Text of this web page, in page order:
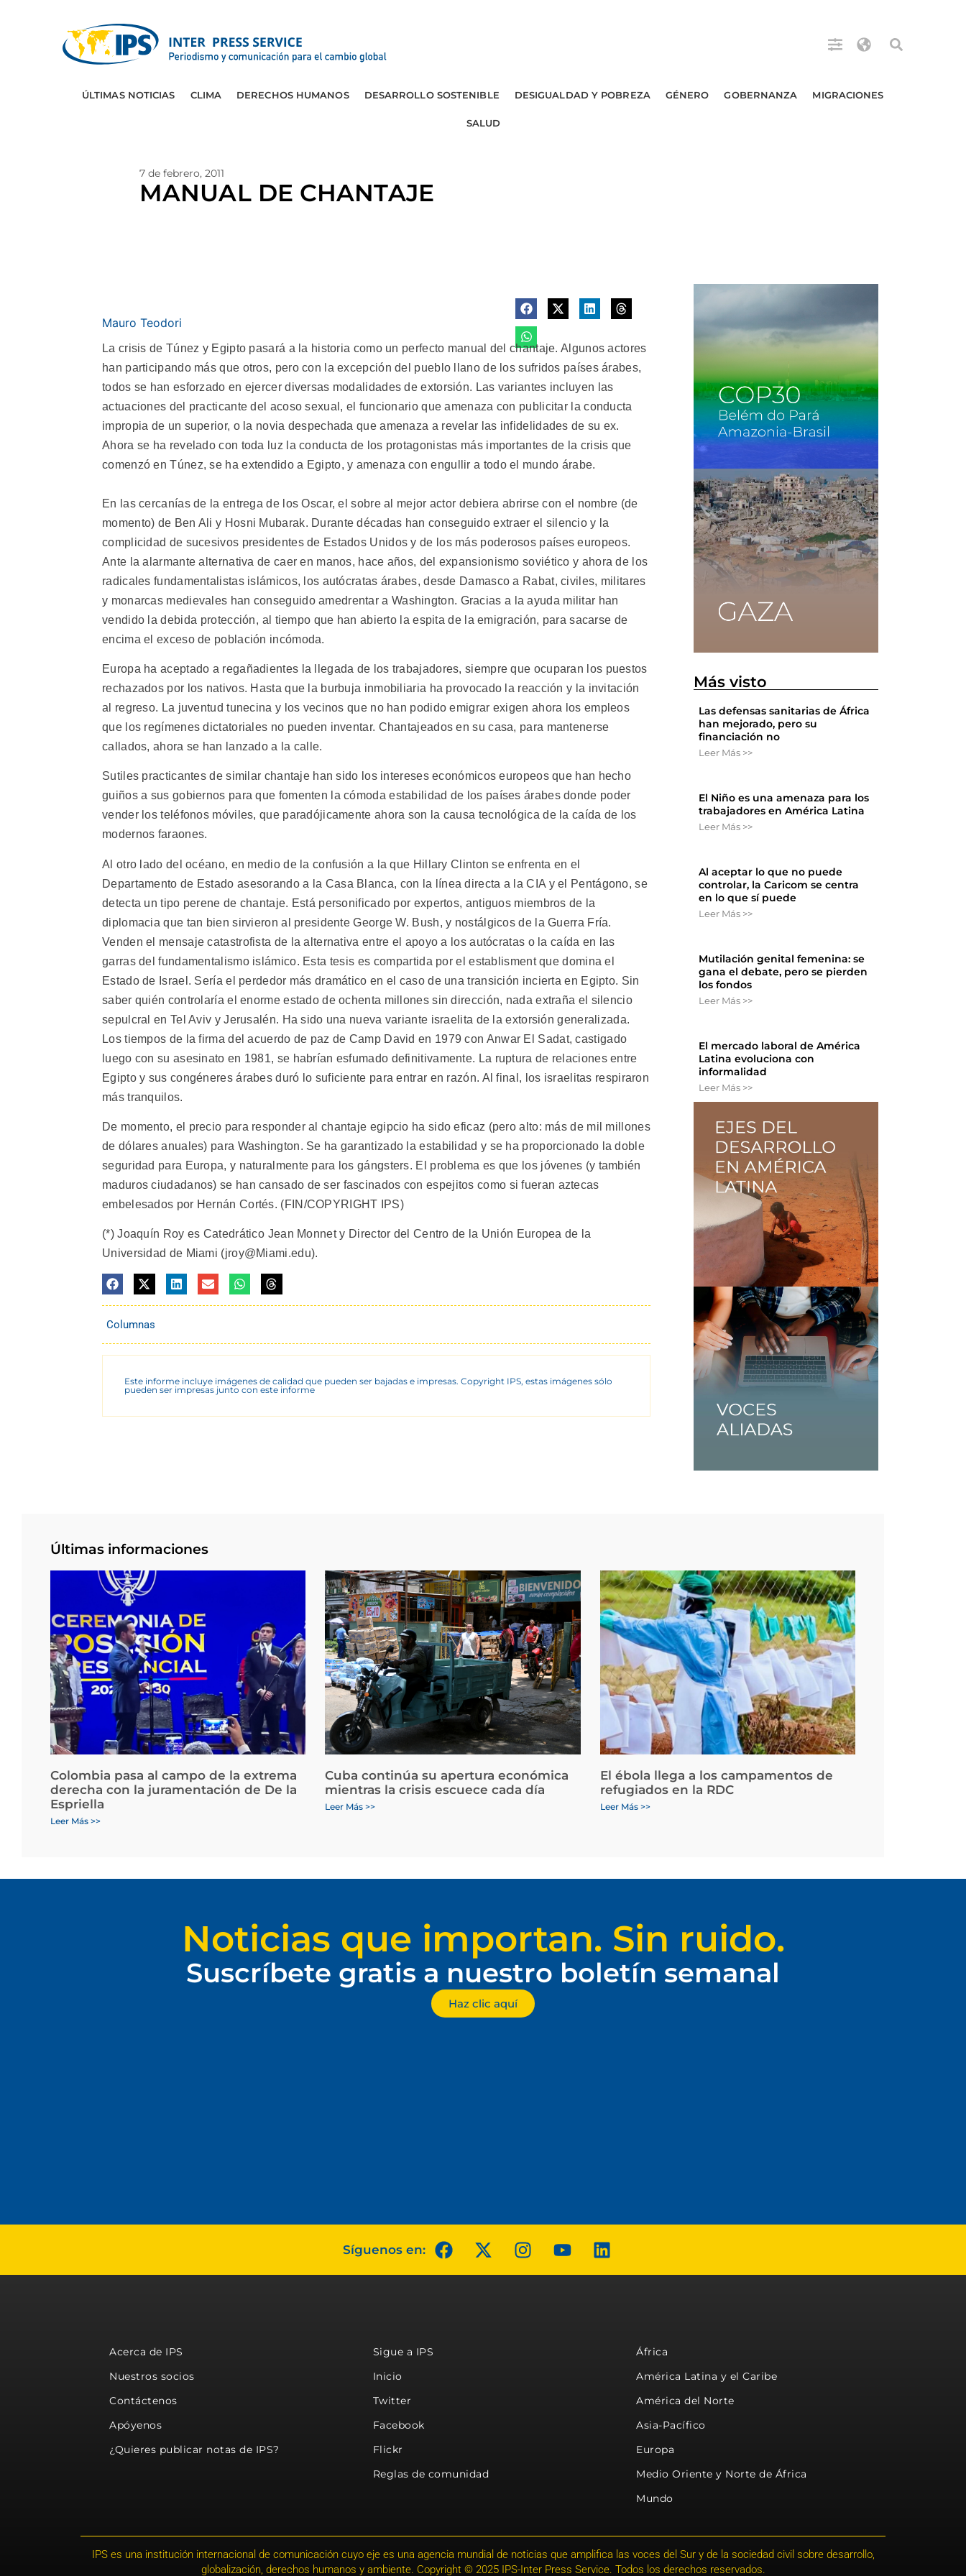
ÚLTIMAS NOTICIAS CLIMA DERECHOS HUMANOS DESARROLLO SOSTENIBLE DESIGUALDAD Y POBREZA GÉNERO GOBERNANZA MIGRACIONES
SALUD
7 de febrero, 2011
MANUAL DE CHANTAJE
Mauro Teodori
La crisis de Túnez y Egipto pasará a la historia como un perfecto manual del chantaje. Algunos actores
han participando más que otros, pero con la excepción del pueblo llano de los sufridos países árabes,
todos se han esforzado en ejercer diversas modalidades de extorsión. Las variantes incluyen las
actuaciones del practicante del acoso sexual, el funcionario que amenaza con publicitar la conducta
impropia de un superior, o la novia despechada que amenaza a revelar las infidelidades de su ex.
Ahora se ha revelado con toda luz la conducta de los protagonistas más importantes de la crisis que
comenzó en Túnez, se ha extendido a Egipto, y amenaza con engullir a todo el mundo árabe.
En las cercanías de la entrega de los Oscar, el sobre al mejor actor debiera abrirse con el nombre (de
momento) de Ben Ali y Hosni Mubarak. Durante décadas han conseguido extraer el silencio y la
complicidad de sucesivos presidentes de Estados Unidos y de los más poderosos países europeos.
Ante la alarmante alternativa de caer en manos, hace años, del expansionismo soviético y ahora de los
radicales fundamentalistas islámicos, los autócratas árabes, desde Damasco a Rabat, civiles, militares
y monarcas medievales han conseguido amedrentar a Washington. Gracias a la ayuda militar han
vendido la debida protección, al tiempo que han abierto la espita de la emigración, para sacarse de
encima el exceso de población incómoda.
Europa ha aceptado a regañadientes la llegada de los trabajadores, siempre que ocuparan los puestos
rechazados por los nativos. Hasta que la burbuja inmobiliaria ha provocado la reacción y la invitación
al regreso. La juventud tunecina y los vecinos que no han podido emigrar exigen ahora los empleos
que los regímenes dictatoriales no pueden inventar. Chantajeados en su casa, para mantenerse
callados, ahora se han lanzado a la calle.
Sutiles practicantes de similar chantaje han sido los intereses económicos europeos que han hecho
guiños a sus gobiernos para que fomenten la cómoda estabilidad de los países árabes donde poder
vender los teléfonos móviles, que paradójicamente ahora son la causa tecnológica de la caída de los
modernos faraones.
Al otro lado del océano, en medio de la confusión a la que Hillary Clinton se enfrenta en el
Departamento de Estado asesorando a la Casa Blanca, con la línea directa a la CIA y el Pentágono, se
detecta un tipo perene de chantaje. Está personificado por expertos, antiguos miembros de la
diplomacia que tan bien sirvieron al presidente George W. Bush, y nostálgicos de la Guerra Fría.
Venden el mensaje catastrofista de la alternativa entre el apoyo a los autócratas o la caída en las
garras del fundamentalismo islámico. Esta tesis es compartida por el establisment que domina el
Estado de Israel. Sería el perdedor más dramático en el caso de una transición incierta en Egipto. Sin
saber quién controlaría el enorme estado de ochenta millones sin dirección, nada extraña el silencio
sepulcral en Tel Aviv y Jerusalén. Ha sido una nueva variante israelita de la extorsión generalizada.
Los tiempos de la firma del acuerdo de paz de Camp David en 1979 con Anwar El Sadat, castigado
luego con su asesinato en 1981, se habrían esfumado definitivamente. La ruptura de relaciones entre
Egipto y sus congéneres árabes duró lo suficiente para entrar en razón. Al final, los israelitas respiraron
más tranquilos.
De momento, el precio para responder al chantaje egipcio ha sido eficaz (pero alto: más de mil millones
de dólares anuales) para Washington. Se ha garantizado la estabilidad y se ha proporcionado la doble
seguridad para Europa, y naturalmente para los gángsters. El problema es que los jóvenes (y también
maduros ciudadanos) se han cansado de ser fascinados con espejitos como si fueran aztecas
embelesados por Hernán Cortés. (FIN/COPYRIGHT IPS)
(*) Joaquín Roy es Catedrático Jean Monnet y Director del Centro de la Unión Europea de la
Universidad de Miami (jroy@Miami.edu).
Columnas
Este informe incluye imágenes de calidad que pueden ser bajadas e impresas. Copyright IPS, estas imágenes sólo
pueden ser impresas junto con este informe
Más visto
Las defensas sanitarias de África
han mejorado, pero su
financiación no
Leer Más >>
El Niño es una amenaza para los
trabajadores en América Latina
Leer Más >>
Al aceptar lo que no puede
controlar, la Caricom se centra
en lo que sí puede
Leer Más >>
Mutilación genital femenina: se
gana el debate, pero se pierden
los fondos
Leer Más >>
El mercado laboral de América
Latina evoluciona con
informalidad
Leer Más >>
Últimas informaciones
Colombia pasa al campo de la extrema
derecha con la juramentación de De la
Espriella
Leer Más >>
Cuba continúa su apertura económica
mientras la crisis escuece cada día
Leer Más >>
El ébola llega a los campamentos de
refugiados en la RDC
Leer Más >>
Noticias que importan. Sin ruido.
Suscríbete gratis a nuestro boletín semanal
Haz clic aquí
Síguenos en:
Acerca de IPS
Nuestros socios
Contáctenos
Apóyenos
¿Quieres publicar notas de IPS?
Sigue a IPS
Inicio
Twitter
Facebook
Flickr
Reglas de comunidad
África
América Latina y el Caribe
América del Norte
Asia-Pacífico
Europa
Medio Oriente y Norte de África
Mundo
IPS es una institución internacional de comunicación cuyo eje es una agencia mundial de noticias que amplifica las voces del Sur y de la sociedad civil sobre desarrollo,
globalización, derechos humanos y ambiente. Copyright © 2025 IPS-Inter Press Service. Todos los derechos reservados.